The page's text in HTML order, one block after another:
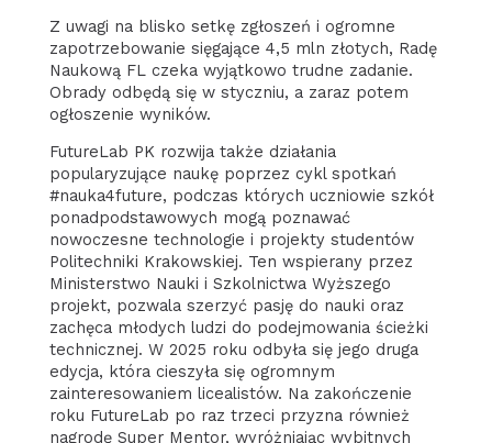
Z uwagi na blisko setkę zgłoszeń i ogromne
zapotrzebowanie sięgające 4,5 mln złotych, Radę
Naukową FL czeka wyjątkowo trudne zadanie.
Obrady odbędą się w styczniu, a zaraz potem
ogłoszenie wyników.
FutureLab PK rozwija także działania
popularyzujące naukę poprzez cykl spotkań
#nauka4future, podczas których uczniowie szkół
ponadpodstawowych mogą poznawać
nowoczesne technologie i projekty studentów
Politechniki Krakowskiej. Ten wspierany przez
Ministerstwo Nauki i Szkolnictwa Wyższego
projekt, pozwala szerzyć pasję do nauki oraz
zachęca młodych ludzi do podejmowania ścieżki
technicznej. W 2025 roku odbyła się jego druga
edycja, która cieszyła się ogromnym
zainteresowaniem licealistów. Na zakończenie
roku FutureLab po raz trzeci przyzna również
nagrodę Super Mentor, wyróżniając wybitnych